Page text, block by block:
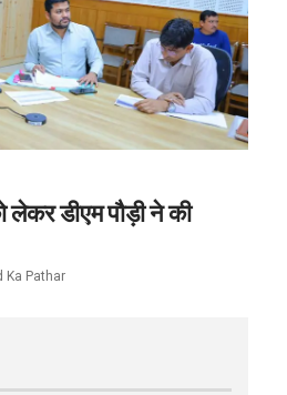
लेकर डीएम पौड़ी ने की
Ka Pathar